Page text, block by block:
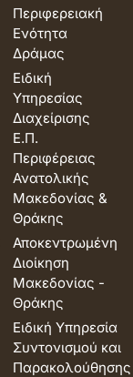
Περιφερειακή
Ενότητα
Δράμας
Ειδική
Υπηρεσίας
Διαχείρισης
Ε.Π.
Περιφέρειας
Ανατολικής
Μακεδονίας &
Θράκης
Αποκεντρωμένη
Διοίκηση
Μακεδονίας -
Θράκης
Ειδική Υπηρεσία
Συντονισμού και
Παρακολούθησης